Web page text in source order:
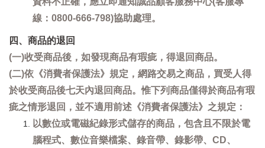
線：0800-666-798)協助處理。
四、商品的退回
(一)收受商品後，如發現商品有瑕疵，得退回商品。
(二)依《消費者保護法》規定，網路交易之商品，買受人得
於收受商品後七天內退回商品。惟下列商品僅得於商品有瑕
疵之情形退回，並不適用前述《消費者保護法》之規定：
以數位或電磁紀錄形式儲存的商品，包含且不限於電
腦程式、數位音樂檔案、錄音帶、錄影帶、CD、